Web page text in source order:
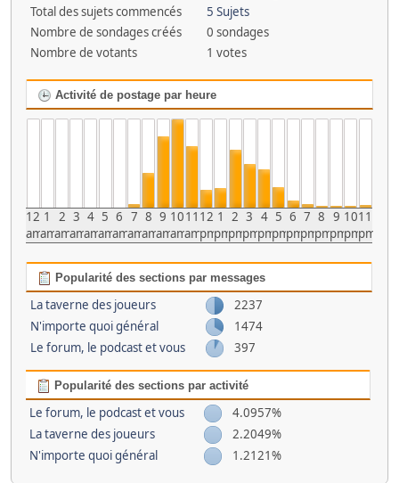
Total des sujets commencés
5 Sujets
Nombre de sondages créés
0 sondages
Nombre de votants
1 votes
Activité de postage par heure
12
am
1
am
2
am
3
am
4
am
5
am
6
am
7
am
8
am
9
am
10
am
11
am
12
pm
1
pm
2
pm
3
pm
4
pm
5
pm
6
pm
7
pm
8
pm
9
pm
10
pm
11
pm
Popularité des sections par messages
La taverne des joueurs
2237
N'importe quoi général
1474
Le forum, le podcast et vous
397
Popularité des sections par activité
Le forum, le podcast et vous
4.0957%
La taverne des joueurs
2.2049%
N'importe quoi général
1.2121%